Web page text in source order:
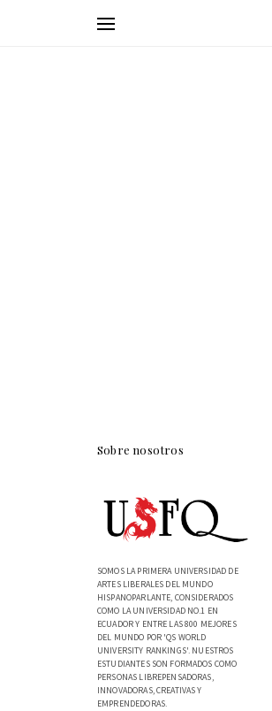
Sobre nosotros
SOMOS LA PRIMERA UNIVERSIDAD DE
ARTES LIBERALES DEL MUNDO
HISPANOPARLANTE, CONSIDERADOS
COMO LA UNIVERSIDAD NO.1 EN
ECUADOR Y ENTRE LAS 800 MEJORES
DEL MUNDO POR 'QS WORLD
UNIVERSITY RANKINGS'. NUESTROS
ESTUDIANTES SON FORMADOS COMO
PERSONAS LIBREPENSADORAS,
INNOVADORAS, CREATIVAS Y
EMPRENDEDORAS.